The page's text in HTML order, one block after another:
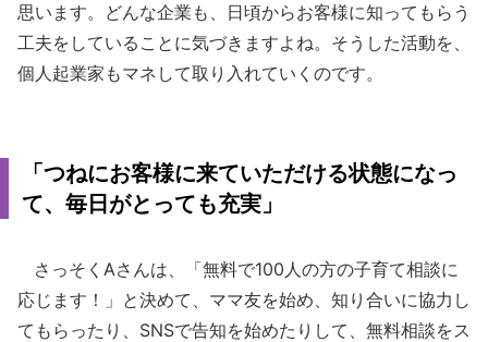
思います。どんな企業も、日頃からお客様に知ってもらう
工夫をしていることに気づきますよね。そうした活動を、
個人起業家もマネして取り入れていくのです。
「つねにお客様に来ていただける状態になっ
て、毎日がとっても充実」
さっそくAさんは、「無料で100人の方の子育て相談に
応じます！」と決めて、ママ友を始め、知り合いに協力し
てもらったり、SNSで告知を始めたりして、無料相談をス